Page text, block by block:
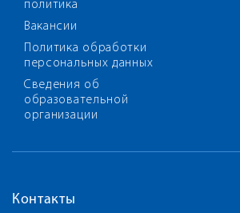
политика
Вакансии
Политика обработки
персональных данных
Сведения об
образовательной
организации
Контакты